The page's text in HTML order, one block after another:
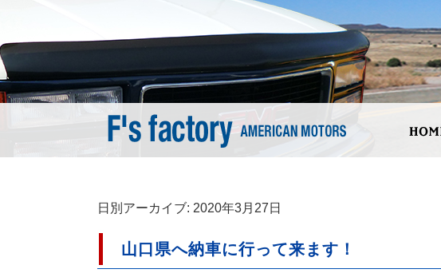
日別アーカイブ: 2020年3月27日
山口県へ納車に行って来ます！